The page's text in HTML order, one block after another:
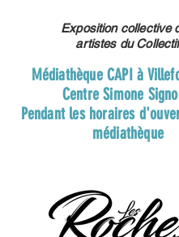
Exposition collective
artistes du Collectif
Médiathèque CAPI à
Centre Simone
Pendant les horaires
médiathèque